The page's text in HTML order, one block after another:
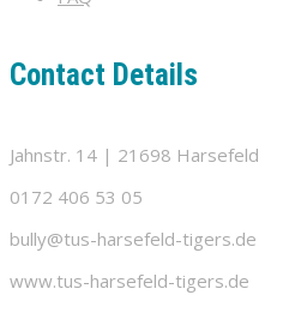
Contact Details
Jahnstr. 14 | 21698 Harsefeld
0172 406 53 05
bully@tus-harsefeld-tigers.de
www.tus-harsefeld-tigers.de